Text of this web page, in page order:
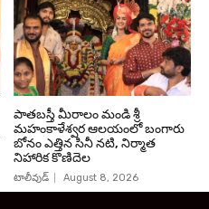
పాతబస్తీ మీరాలం మండి శ్రీ
మహంకాళేశ్వర ఆలయంలో బంగారు
బోనం ఎత్తిన సినీ నటి, నిర్మాత
నిహారిక కొణిదెల
టాలీవుడ్ August 8, 2026